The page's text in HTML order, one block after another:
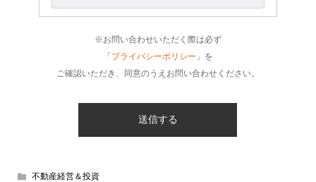
※お問い合わせいただく際は必ず
「プライバシーポリシー 」を
ご確認いただき、同意のうえお問い合わせください。
不動産経営＆投資